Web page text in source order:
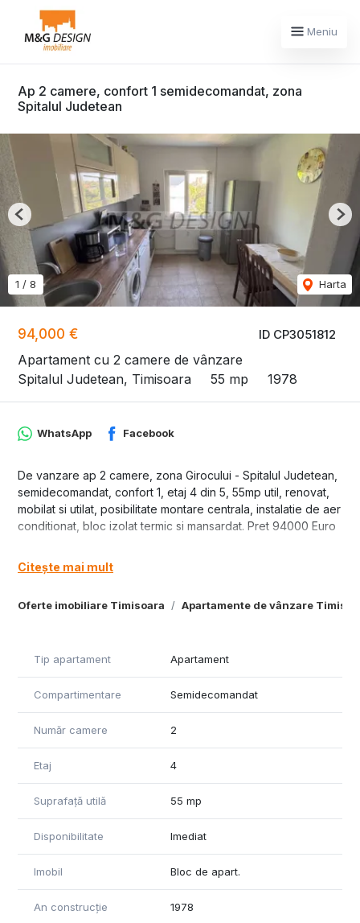
Meniu
Ap 2 camere, confort 1 semidecomandat, zona
Spitalul Judetean
ID CP3051812
94,000 €
Apartament cu 2 camere de vânzare
Spitalul Judetean, Timisoara
55 mp 1978
1 / 8 Harta
Previous
Oferte imobiliare Timisoara Apartamente de vânzare
WhatsApp Facebook
De vanzare ap 2 camere, zona Girocului - Spitalul Judetean,
semidecomandat, confort 1, etaj 4 din 5, 55mp util, renovat,
mobilat si utilat, posibilitate montare centrala, instalatie de aer
conditionat, bloc izolat termic si mansardat. Pret 94000 Euro
Citește mai mult
Tip apartament Apartament
Compartimentare Semidecomandat
Număr camere 2
Etaj 4
Suprafață utilă 55 mp
Disponibilitate Imediat
Imobil Bloc de apart.
An construcție 1978